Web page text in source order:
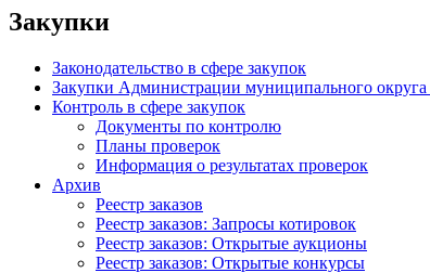
Закупки
Законодательство в сфере закупок
Закупки Администрации муниципального
Контроль в сфере закупок
Документы по контролю
Планы проверок
Информация о результатах проверок
Архив
Реестр заказов
Реестр заказов: Запросы котировок
Реестр заказов: Открытые аукционы
Реестр заказов: Открытые конкурсы